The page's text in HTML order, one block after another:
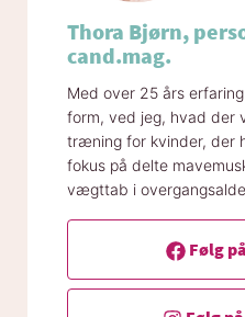
Thora Bjørn,
cand.mag.
Med over 25 års
form, ved jeg, hvad der
træning for kvinder, der
fokus på delte
vægttab i
Følg